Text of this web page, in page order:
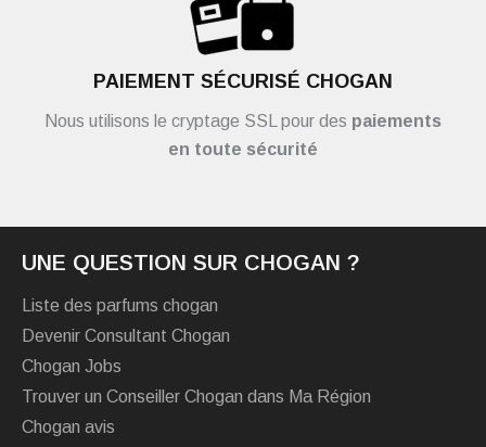
PAIEMENT SÉCURISÉ CHOGAN
Nous utilisons le cryptage SSL pour des paiements
en toute sécurité
UNE QUESTION SUR CHOGAN ?
Liste des parfums chogan
Devenir Consultant Chogan
Chogan Jobs
Trouver un Conseiller Chogan dans Ma Région
Chogan avis